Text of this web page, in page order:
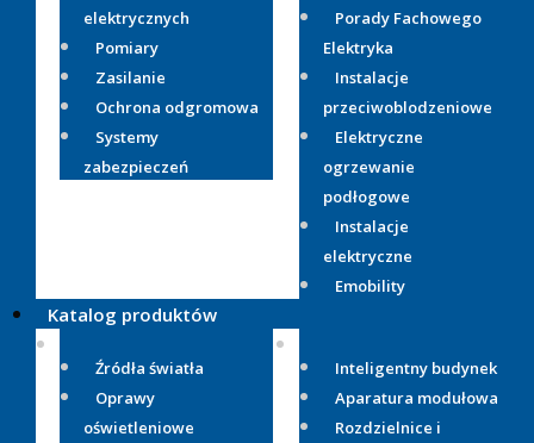
elektrycznych
Pomiary
Zasilanie
Ochrona odgromowa
Systemy
zabezpieczeń
Porady Fachowego
Elektryka
Instalacje
przeciwoblodzeniowe
Elektryczne
ogrzewanie
podłogowe
Instalacje
elektryczne
Emobility
Katalog produktów
Źródła światła
Oprawy
oświetleniowe
Inteligentny budynek
Aparatura modułowa
Rozdzielnice i